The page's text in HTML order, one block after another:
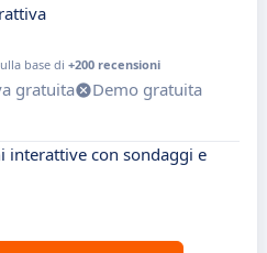
base di +200 recensioni
gratuita
Demo gratuita
interattive con sondaggi e